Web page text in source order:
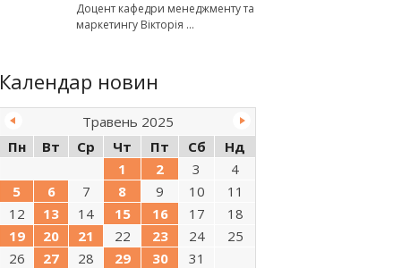
Доцент кафедри менеджменту та
маркетингу Вікторія
Календар новин
Травень 2025
Пн
Вт Ср Чт Пт Сб
Нд
1
2 3
4
5
6 7 8 9 10
11
12
13 14 15 16 17
18
19
20 21 22 23 24
25
26
27 28 29 30 31